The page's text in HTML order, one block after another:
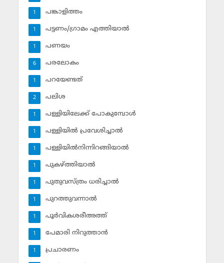
പങ്കാളിത്തം
1
പട്ടണം/ഗ്രാമം എത്തിയാല്‍
1
പണയം
1
പരലോകം
6
പറയേണ്ടത്
1
പലിശ
2
പള്ളിയിലേക്ക് പോകുമ്പോള്‍
1
പള്ളിയില്‍ പ്രവേശിച്ചാല്‍
1
പള്ളിയില്‍നിന്നിറങ്ങിയാല്‍
1
പുകഴ്ത്തിയാല്‍
1
പുതുവസ്ത്രം ധരിച്ചാല്‍
1
പുറത്തുവന്നാല്‍
1
പൂര്‍വികശരീഅത്ത്
1
പേമാരി നിറുത്താന്‍
1
പ്രചാരണം
1